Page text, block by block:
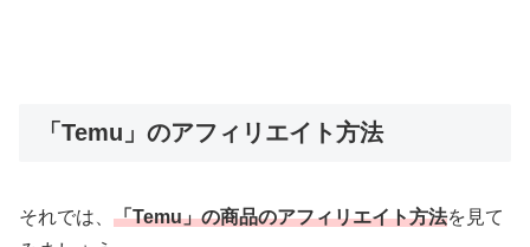
「Temu」のアフィリエイト方法
それでは、 「Temu」の商品のアフィリエイト方法を見て